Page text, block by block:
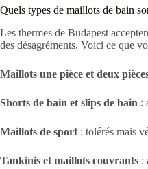
Quels types de maillots de bain
Les thermes de Budapest
des désagréments. Voici ce que
Maillots une pièce et deux
Shorts de bain et slips de bain :
Maillots de sport : tolérés mais
Tankinis et maillots couvrants :